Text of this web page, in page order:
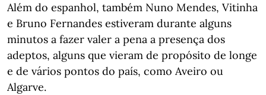
Além do espanhol, também Nuno Mendes, Vitinha
e Bruno Fernandes estiveram durante alguns
minutos a fazer valer a pena a presença dos
adeptos, alguns que vieram de propósito de longe
e de vários pontos do país, como Aveiro ou
Algarve.